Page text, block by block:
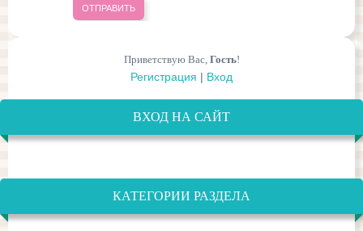
ОТПРАВИТЬ
Приветствую Вас, Гость!
Регистрация | Вход
ВХОД НА САЙТ
КАТЕГОРИИ РАЗДЕЛА